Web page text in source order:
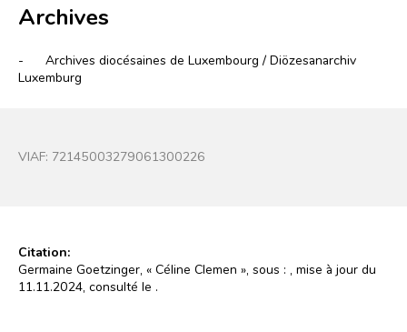
Archives
-
Archives diocésaines de Luxembourg / Diözesanarchiv
Luxemburg
VIAF: 72145003279061300226
Citation:
Germaine Goetzinger, « Céline Clemen », sous : , mise à jour du
11.11.2024, consulté le .